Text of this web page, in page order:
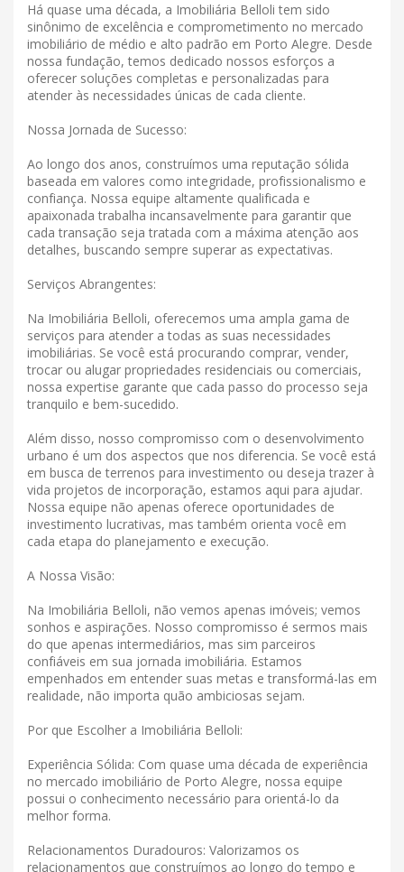
Há quase uma década, a Imobiliária Belloli tem sido
sinônimo de excelência e comprometimento no mercado
imobiliário de médio e alto padrão em Porto Alegre. Desde
nossa fundação, temos dedicado nossos esforços a
oferecer soluções completas e personalizadas para
atender às necessidades únicas de cada cliente.
Nossa Jornada de Sucesso:
Ao longo dos anos, construímos uma reputação sólida
baseada em valores como integridade, profissionalismo e
confiança. Nossa equipe altamente qualificada e
apaixonada trabalha incansavelmente para garantir que
cada transação seja tratada com a máxima atenção aos
detalhes, buscando sempre superar as expectativas.
Serviços Abrangentes:
Na Imobiliária Belloli, oferecemos uma ampla gama de
serviços para atender a todas as suas necessidades
imobiliárias. Se você está procurando comprar, vender,
trocar ou alugar propriedades residenciais ou comerciais,
nossa expertise garante que cada passo do processo seja
tranquilo e bem-sucedido.
Além disso, nosso compromisso com o desenvolvimento
urbano é um dos aspectos que nos diferencia. Se você está
em busca de terrenos para investimento ou deseja trazer à
vida projetos de incorporação, estamos aqui para ajudar.
Nossa equipe não apenas oferece oportunidades de
investimento lucrativas, mas também orienta você em
cada etapa do planejamento e execução.
A Nossa Visão:
Na Imobiliária Belloli, não vemos apenas imóveis; vemos
sonhos e aspirações. Nosso compromisso é sermos mais
do que apenas intermediários, mas sim parceiros
confiáveis ​​em sua jornada imobiliária. Estamos
empenhados em entender suas metas e transformá-las em
realidade, não importa quão ambiciosas sejam.
Por que Escolher a Imobiliária Belloli:
Experiência Sólida: Com quase uma década de experiência
no mercado imobiliário de Porto Alegre, nossa equipe
possui o conhecimento necessário para orientá-lo da
melhor forma.
Relacionamentos Duradouros: Valorizamos os
relacionamentos que construímos ao longo do tempo e